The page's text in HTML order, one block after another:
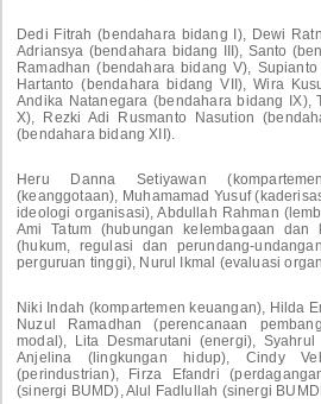
Dedi Fitrah (bendahara bidang I), Dewi
Adriansya (bendahara bidang III), Santo
Ramadhan (bendahara bidang V),
Hartanto (bendahara bidang VII), Wira
Andika Natanegara (bendahara bidang IX),
X), Rezki Adi Rusmanto Nasution
(bendahara bidang XII).
Heru Danna Setiyawan
(keanggotaan), Muhamamad Yusuf
ideologi organisasi), Abdullah Rahman
Ami Tatum (hubungan kelembagaan dan
(hukum, regulasi dan perundang-
perguruan tinggi), Nurul Ikmal (evaluasi
Niki Indah (kompartemen keuangan), Hilda
Nuzul Ramadhan (perencanaan
modal), Lita Desmarutani (energi),
Anjelina (lingkungan hidup), Cindy
(perindustrian), Firza Efandri
(sinergi BUMD), Alul Fadlullah (sinergi